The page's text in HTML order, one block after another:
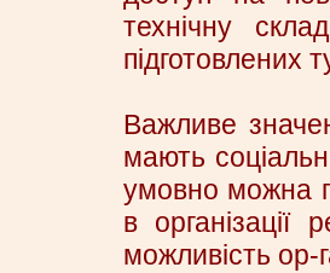
технічну
підготовлених
Важливе
мають
умовно можна
в організації
можливість ор-